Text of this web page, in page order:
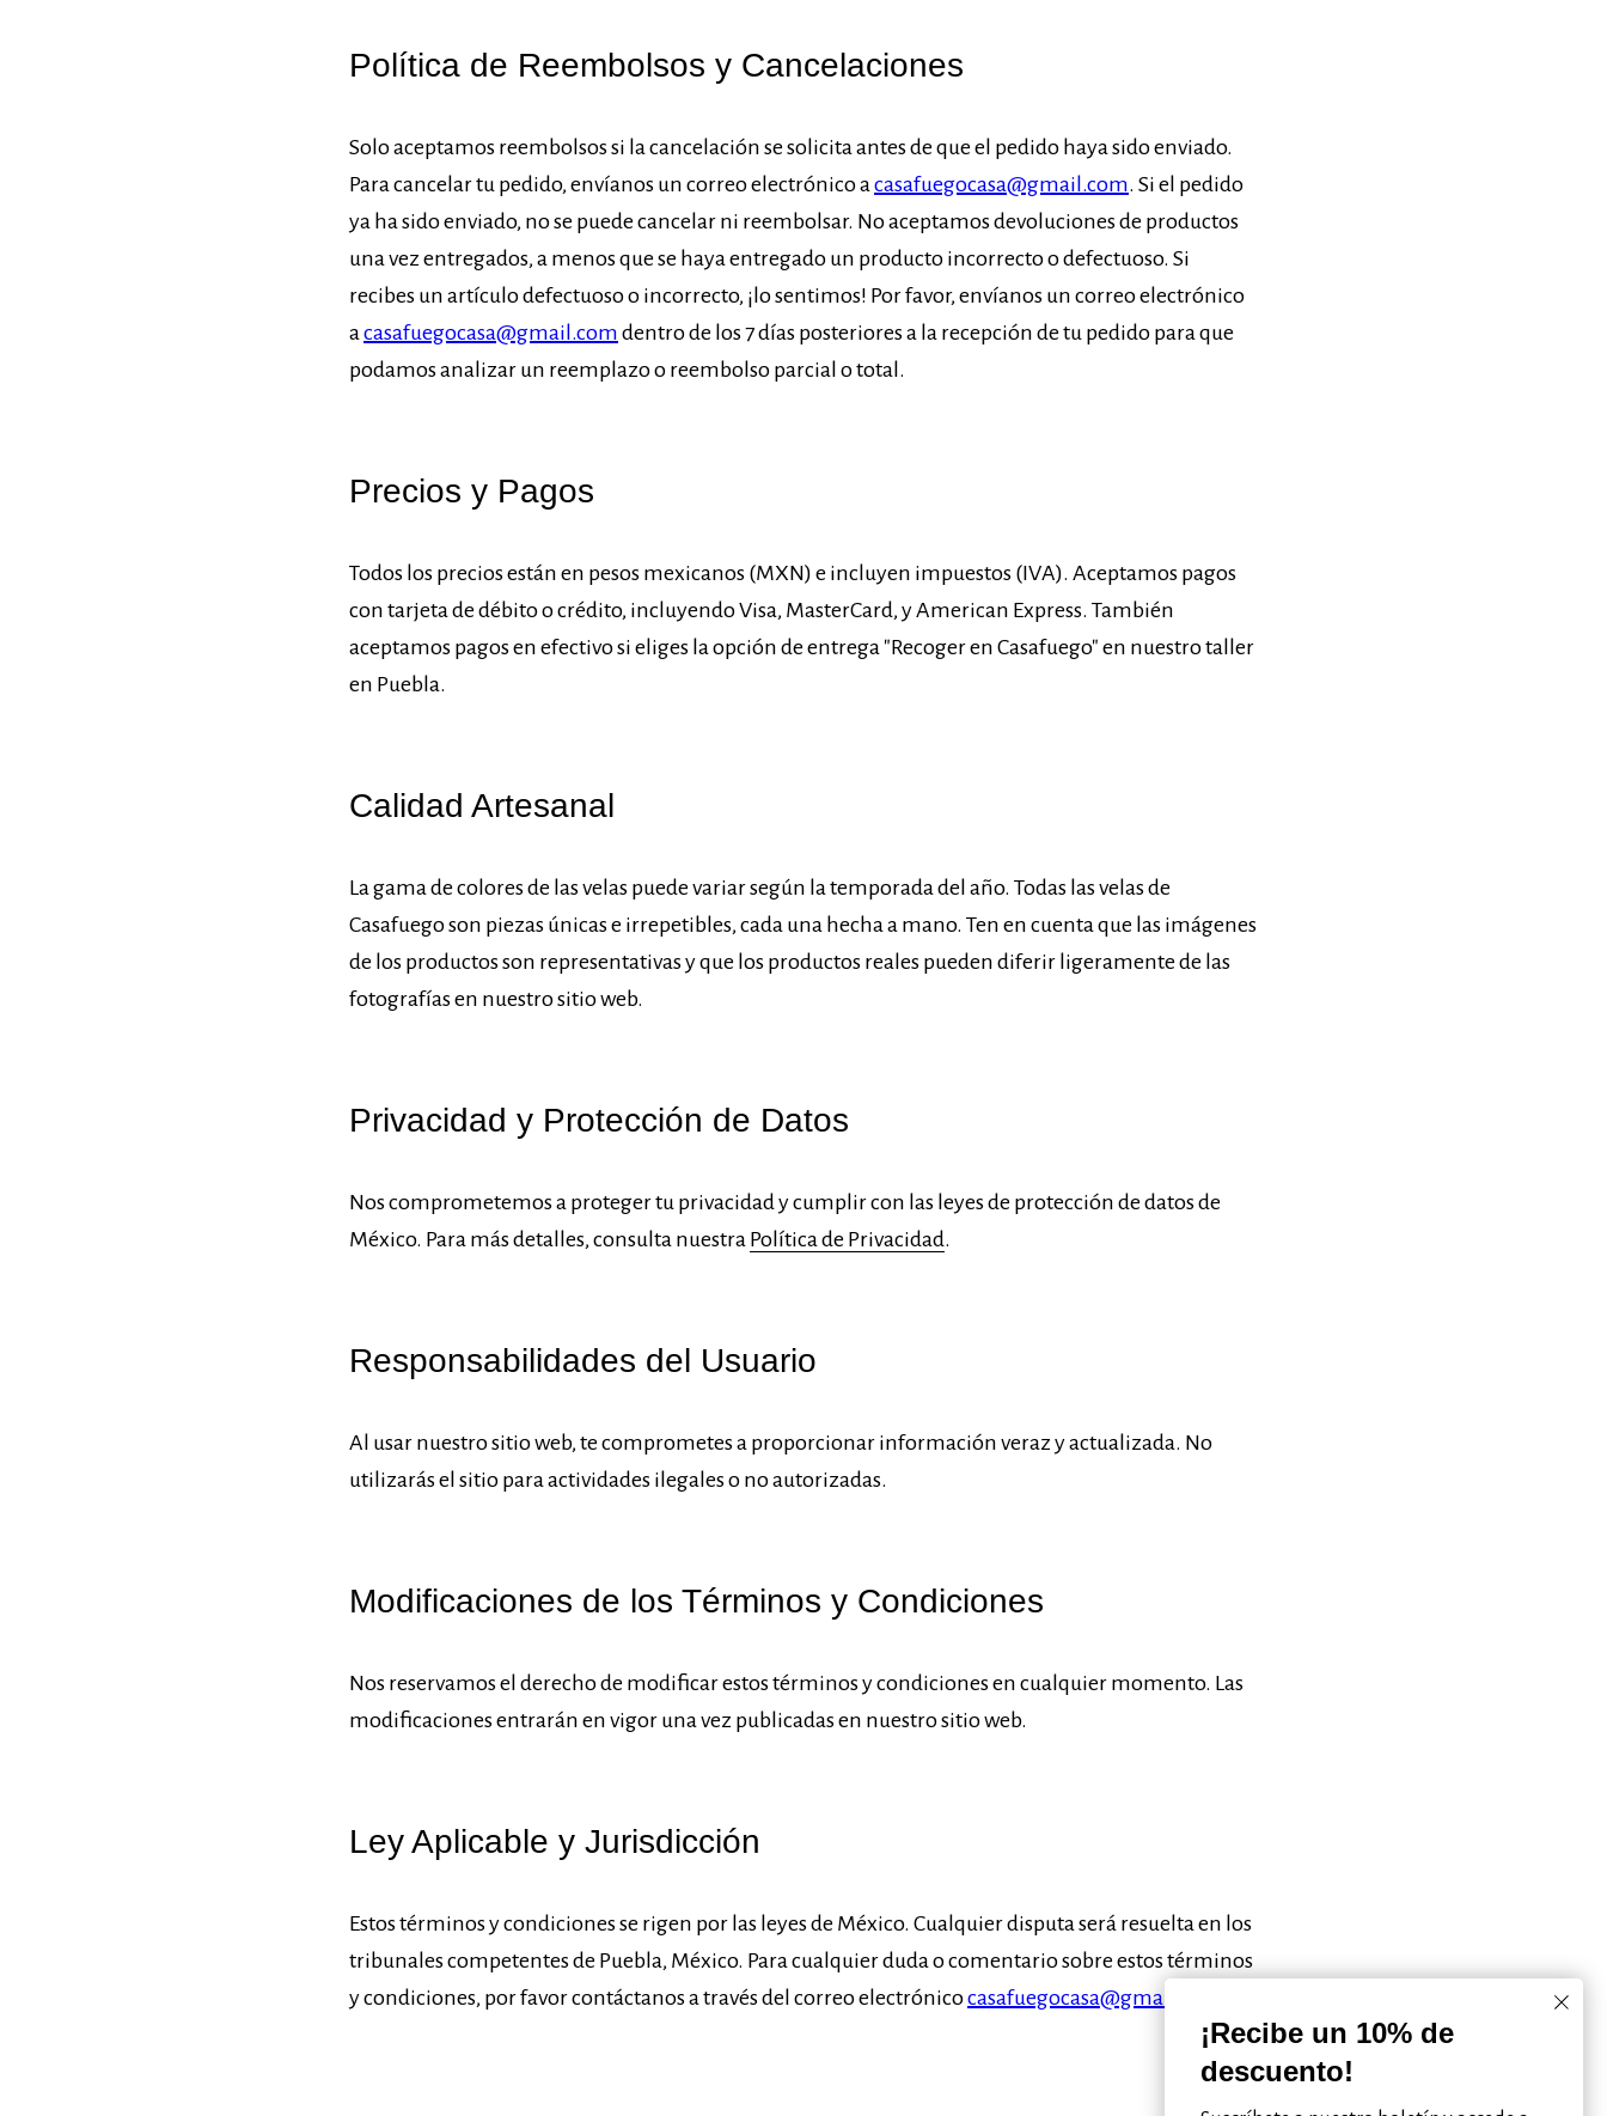
Política de Reembolsos y Cancelaciones
Solo aceptamos reembolsos si la cancelación se solicita antes de que el pedido haya sido enviado.
Para cancelar tu pedido, envíanos un correo electrónico acasafuegocasa@gmail.com. Si el pedido
ya ha sido enviado, no se puede cancelar ni reembolsar. No aceptamos devoluciones de productos
una vez entregados, a menos que se haya entregado un producto incorrecto o defectuoso. Si
recibes un artículo defectuoso o incorrecto, ¡lo sentimos! Por favor, envíanos un correo electrónico
acasafuegocasa@gmail.com dentro de los 7 días posteriores a la recepción de tu pedido para que
podamos analizar un reemplazo o reembolso parcial o total.
Precios y Pagos
Todos los precios están en pesos mexicanos (MXN) e incluyen impuestos (IVA). Aceptamos pagos
con tarjeta de débito o crédito, incluyendo Visa, MasterCard, y American Express. También
aceptamos pagos en efectivo si eliges la opción de entrega "Recoger en Casafuego" en nuestro taller
en Puebla.
Calidad Artesanal
La gama de colores de las velas puede variar según la temporada del año. Todas las velas de
Casafuego son piezas únicas e irrepetibles, cada una hecha a mano. Ten en cuenta que las imágenes
de los productos son representativas y que los productos reales pueden diferir ligeramente de las
fotografías en nuestro sitio web.
Privacidad y Protección de Datos
Nos comprometemos a proteger tu privacidad y cumplir con las leyes de protección de datos de
México. Para más detalles, consulta nuestra Política de Privacidad.
Responsabilidades del Usuario
Al usar nuestro sitio web, te comprometes a proporcionar información veraz y actualizada. No
utilizarás el sitio para actividades ilegales o no autorizadas.
Modificaciones de los Términos y Condiciones
Nos reservamos el derecho de modificar estos términos y condiciones en cualquier momento. Las
modificaciones entrarán en vigor una vez publicadas en nuestro sitio web.
Ley Aplicable y Jurisdicción
Estos términos y condiciones se rigen por las leyes de México. Cualquier disputa será resuelta en los
tribunales competentes de Puebla, México. Para cualquier duda o comentario sobre estos términos
y condiciones, por favor contáctanos a través del correo electrónicocasafuegocasa@gmail.com
¡Recibe un 10% de
descuento!